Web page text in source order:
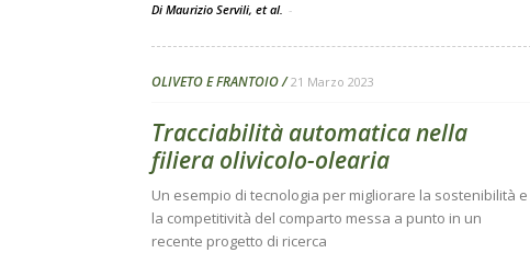
Di Maurizio Servili, et al. -
OLIVETO E FRANTOIO 21 Marzo 2023
Tracciabilità automatica nella
filiera olivicolo-olearia
Un esempio di tecnologia per migliorare la sostenibilità e
la competitività del comparto messa a punto in un
recente progetto di ricerca